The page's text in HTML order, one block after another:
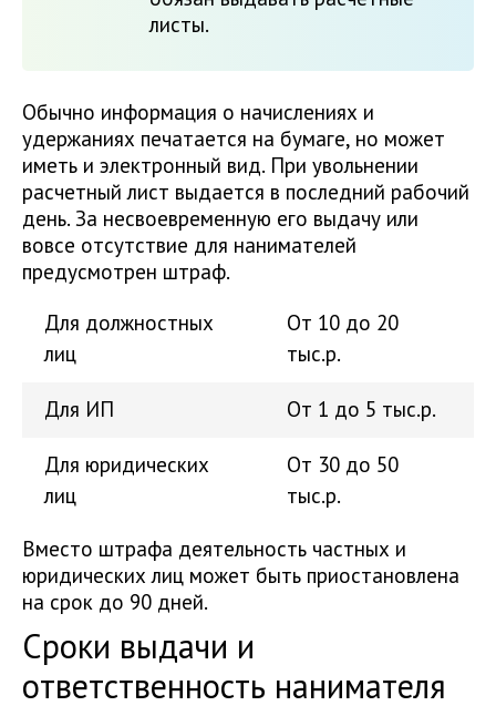
листы.
Обычно информация о начислениях и
удержаниях печатается на бумаге, но может
иметь и электронный вид. При увольнении
расчетный лист выдается в последний рабочий
день. За несвоевременную его выдачу или
вовсе отсутствие для нанимателей
предусмотрен штраф.
Для должностных
лиц
От 10 до 20
тыс.р.
Для ИП От 1 до 5 тыс.р.
Для юридических
лиц
От 30 до 50
тыс.р.
Вместо штрафа деятельность частных и
юридических лиц может быть приостановлена
на срок до 90 дней.
Сроки выдачи и
ответственность нанимателя